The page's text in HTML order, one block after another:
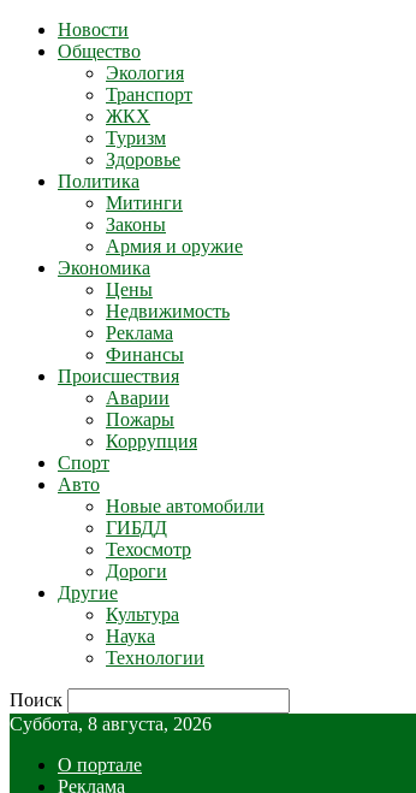
Новости
Общество
Экология
Транспорт
ЖКХ
Туризм
Здоровье
Политика
Митинги
Законы
Армия и оружие
Экономика
Цены
Недвижимость
Реклама
Финансы
Происшествия
Аварии
Пожары
Коррупция
Спорт
Авто
Новые автомобили
ГИБДД
Техосмотр
Дороги
Другие
Культура
Наука
Технологии
Поиск
Суббота, 8 августа, 2026
О портале
Реклама